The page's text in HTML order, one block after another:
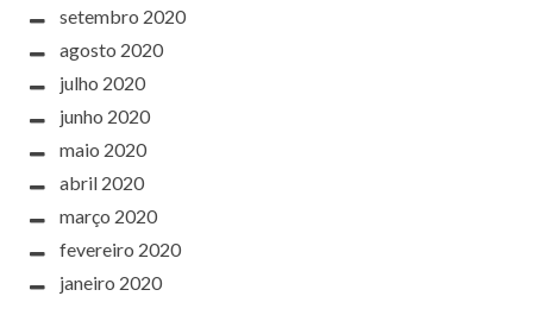
setembro 2020
agosto 2020
julho 2020
junho 2020
maio 2020
abril 2020
março 2020
fevereiro 2020
janeiro 2020